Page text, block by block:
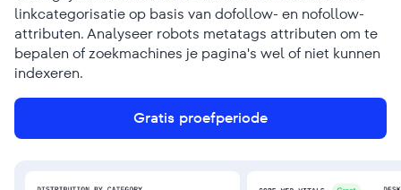
linkcategorisatie op basis van dofollow- en nofollow-
attributen. Analyseer robots metatags attributen om te
bepalen of zoekmachines je pagina's wel of niet kunnen
indexeren.
Gratis proefperiode